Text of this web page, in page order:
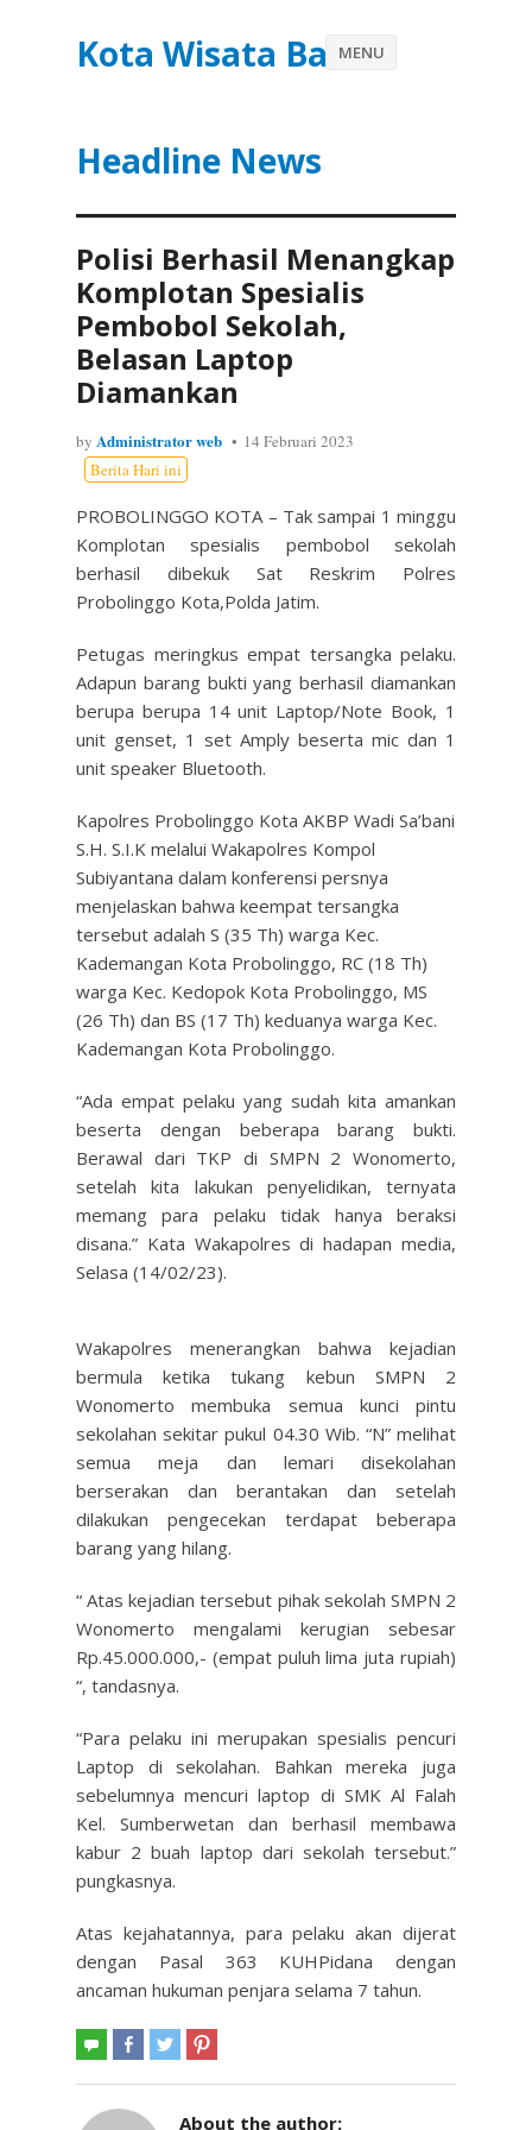
Kota Wisata Batu
Headline News
MENU
Polisi Berhasil Menangkap
Komplotan Spesialis
Pembobol Sekolah,
Belasan Laptop
Diamankan
by Administrator web
14 Februari 2023
Berita Hari ini
PROBOLINGGO KOTA – Tak sampai 1 minggu
Komplotan spesialis pembobol sekolah
berhasil dibekuk Sat Reskrim Polres
Probolinggo Kota,Polda Jatim.
Petugas meringkus empat tersangka pelaku.
Adapun barang bukti yang berhasil diamankan
berupa berupa 14 unit Laptop/Note Book, 1
unit genset, 1 set Amply beserta mic dan 1
unit speaker Bluetooth.
Kapolres Probolinggo Kota AKBP Wadi Sa’bani
S.H. S.I.K melalui Wakapolres Kompol
Subiyantana dalam konferensi persnya
menjelaskan bahwa keempat tersangka
tersebut adalah S (35 Th) warga Kec.
Kademangan Kota Probolinggo, RC (18 Th)
warga Kec. Kedopok Kota Probolinggo, MS
(26 Th) dan BS (17 Th) keduanya warga Kec.
Kademangan Kota Probolinggo.
“Ada empat pelaku yang sudah kita amankan
beserta dengan beberapa barang bukti.
Berawal dari TKP di SMPN 2 Wonomerto,
setelah kita lakukan penyelidikan, ternyata
memang para pelaku tidak hanya beraksi
disana.” Kata Wakapolres di hadapan media,
Selasa (14/02/23).
Wakapolres menerangkan bahwa kejadian
bermula ketika tukang kebun SMPN 2
Wonomerto membuka semua kunci pintu
sekolahan sekitar pukul 04.30 Wib. “N” melihat
semua meja dan lemari disekolahan
berserakan dan berantakan dan setelah
dilakukan pengecekan terdapat beberapa
barang yang hilang.
“ Atas kejadian tersebut pihak sekolah SMPN 2
Wonomerto mengalami kerugian sebesar
Rp.45.000.000,- (empat puluh lima juta rupiah)
“, tandasnya.
“Para pelaku ini merupakan spesialis pencuri
Laptop di sekolahan. Bahkan mereka juga
sebelumnya mencuri laptop di SMK Al Falah
Kel. Sumberwetan dan berhasil membawa
kabur 2 buah laptop dari sekolah tersebut.”
pungkasnya.
Atas kejahatannya, para pelaku akan dijerat
dengan Pasal 363 KUHPidana dengan
ancaman hukuman penjara selama 7 tahun.
About the author: